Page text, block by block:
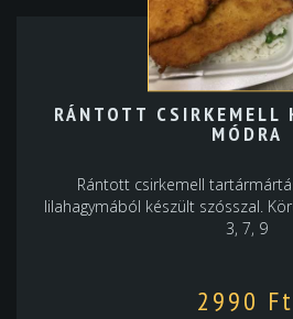
RÁNTOTT CSIRKEMELL
MÓDRA
Rántott csirkemell
lilahagymából készült szósszal.
3, 7, 9
2990 Ft